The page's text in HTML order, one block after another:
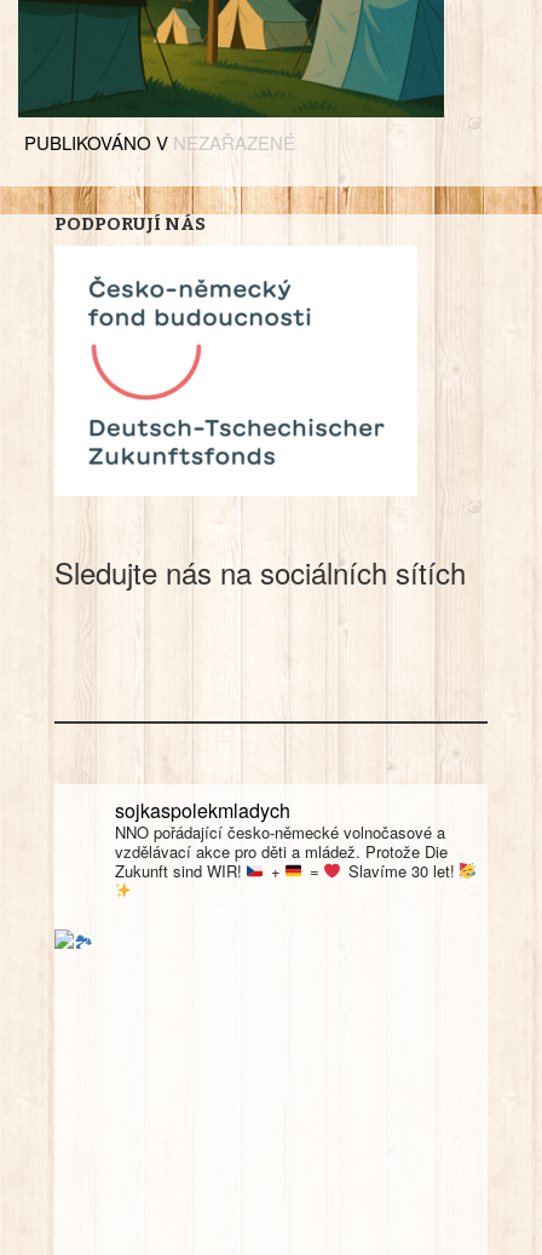
PUBLIKOVÁNO V NEZAŘAZENÉ
PODPORUJÍ NÁS
Sledujte nás na sociálních sítích
sojkaspolekmladych
NNO pořádající česko-německé volnočasové a
vzdělávací akce pro děti a mládež. Protože Die
Zukunft sind WIR!
+ = Slavíme 30 let!